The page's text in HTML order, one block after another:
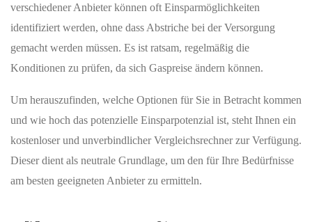
verschiedener Anbieter können oft Einsparmöglichkeiten
identifiziert werden, ohne dass Abstriche bei der Versorgung
gemacht werden müssen. Es ist ratsam, regelmäßig die
Konditionen zu prüfen, da sich Gaspreise ändern können.
Um herauszufinden, welche Optionen für Sie in Betracht kommen
und wie hoch das potenzielle Einsparpotenzial ist, steht Ihnen ein
kostenloser und unverbindlicher Vergleichsrechner zur Verfügung.
Dieser dient als neutrale Grundlage, um den für Ihre Bedürfnisse
am besten geeigneten Anbieter zu ermitteln.